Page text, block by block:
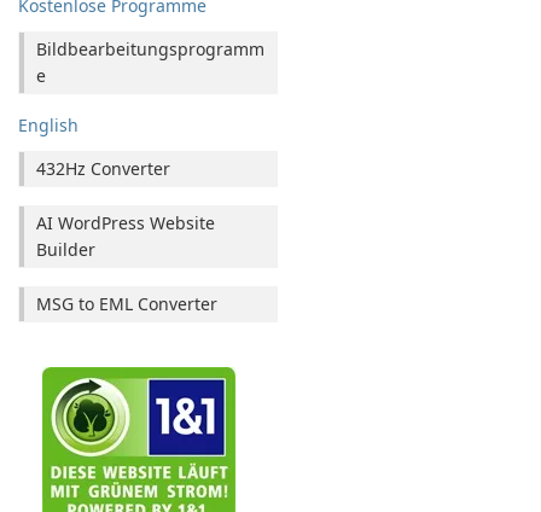
Kostenlose Programme
Bildbearbeitungsprogramm
e
English
432Hz Converter
AI WordPress Website
Builder
MSG to EML Converter